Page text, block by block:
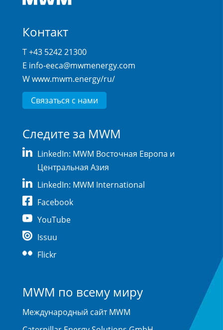
Контакт
T +43 5242 21300
E info-eeca@mwmenergy.com
Wwww.mwm.energy/ru/
Связаться с нами
Следите за MWM
LinkedIn: MWM Восточная Европа и
Центральная Азия
LinkedIn: MWM International
Facebook
YouTube
Issuu
Flickr
MWM по всему миру
Международный сайт MWM